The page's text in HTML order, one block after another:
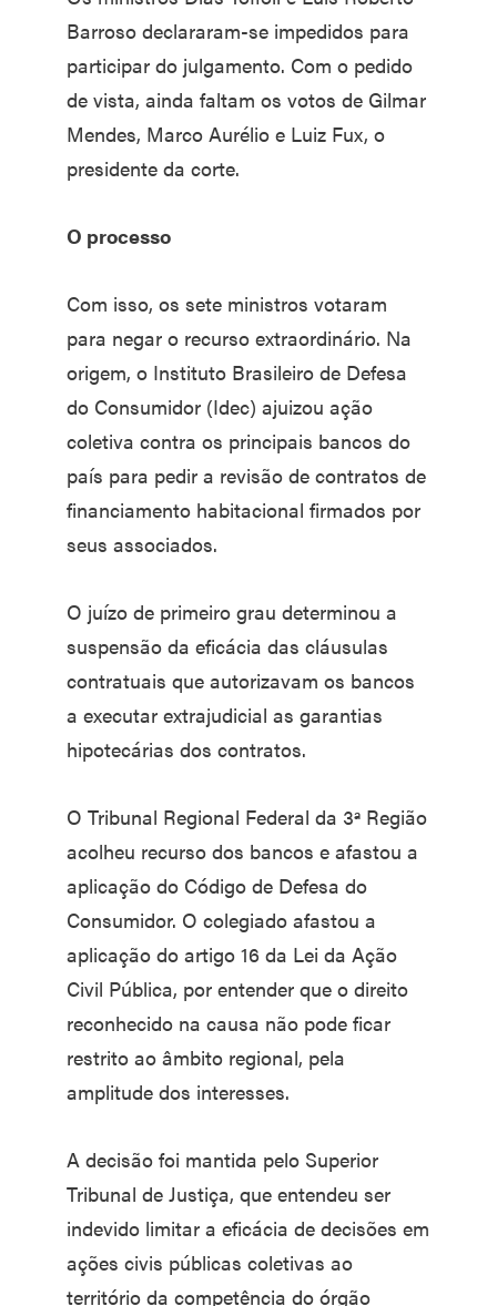
Barroso declararam-se impedidos para
participar do julgamento. Com o pedido
de vista, ainda faltam os votos de Gilmar
Mendes, Marco Aurélio e Luiz Fux, o
presidente da corte.
O processo
Com isso, os sete ministros votaram
para negar o recurso extraordinário. Na
origem, o Instituto Brasileiro de Defesa
do Consumidor (Idec) ajuizou ação
coletiva contra os principais bancos do
país para pedir a revisão de contratos de
financiamento habitacional firmados por
seus associados.
O juízo de primeiro grau determinou a
suspensão da eficácia das cláusulas
contratuais que autorizavam os bancos
a executar extrajudicial as garantias
hipotecárias dos contratos.
O Tribunal Regional Federal da 3ª Região
acolheu recurso dos bancos e afastou a
aplicação do Código de Defesa do
Consumidor. O colegiado afastou a
aplicação do artigo 16 da Lei da Ação
Civil Pública, por entender que o direito
reconhecido na causa não pode ficar
restrito ao âmbito regional, pela
amplitude dos interesses.
A decisão foi mantida pelo Superior
Tribunal de Justiça, que entendeu ser
indevido limitar a eficácia de decisões em
ações civis públicas coletivas ao
território da competência do órgão